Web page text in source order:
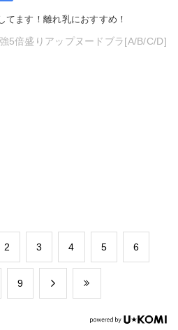
てます！離れ乳におすすめ！
5倍盛りアップヌードブラ[A/B/C/D]
​2 ​3 ​4 ​5 ​6
​9